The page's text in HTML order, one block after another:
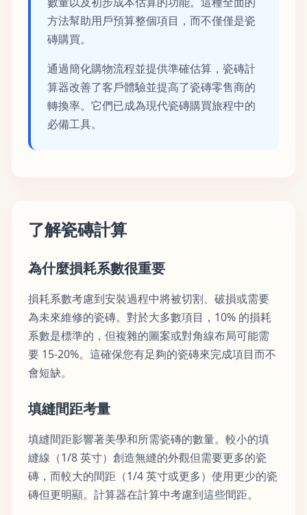
方法幫助用戶預算整個項目，而不僅僅是瓷
磚購買。
通過簡化購物流程並提供準確估算，瓷磚計
算器改善了客戶體驗並提高了瓷磚零售商的
轉換率。它們已成為現代瓷磚購買旅程中的
必備工具。
了解瓷磚計算
為什麼損耗系數很重要
損耗系數考慮到安裝過程中將被切割、破損或需要
為未來維修的瓷磚。對於大多數項目，10% 的損耗
系數是標準的，但複雜的圖案或對角線布局可能需
要 15-20%。這確保您有足夠的瓷磚來完成項目而不
會短缺。
填縫間距考量
填縫間距影響著美學和所需瓷磚的數量。較小的填
縫線（1/8 英寸）創造無縫的外觀但需要更多的瓷
磚，而較大的間距（1/4 英寸或更多）使用更少的瓷
磚但更明顯。計算器在計算中考慮到這些間距。